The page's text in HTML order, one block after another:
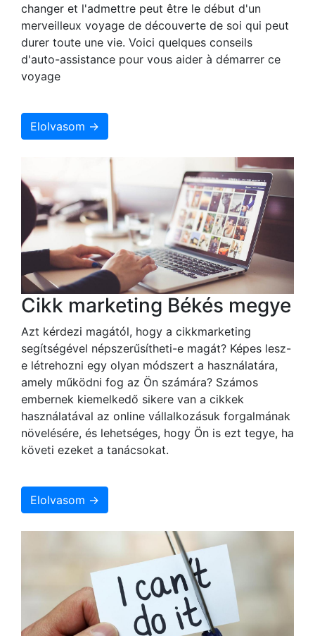
changer et l'admettre peut être le début d'un
merveilleux voyage de découverte de soi qui peut
durer toute une vie. Voici quelques conseils
d'auto-assistance pour vous aider à démarrer ce
voyage
Elolvasom →
Cikk marketing Békés megye
Azt kérdezi magától, hogy a cikkmarketing
segítségével népszerűsítheti-e magát? Képes lesz-
e létrehozni egy olyan módszert a használatára,
amely működni fog az Ön számára? Számos
embernek kiemelkedő sikere van a cikkek
használatával az online vállalkozásuk forgalmának
növelésére, és lehetséges, hogy Ön is ezt tegye, ha
követi ezeket a tanácsokat.
Elolvasom →